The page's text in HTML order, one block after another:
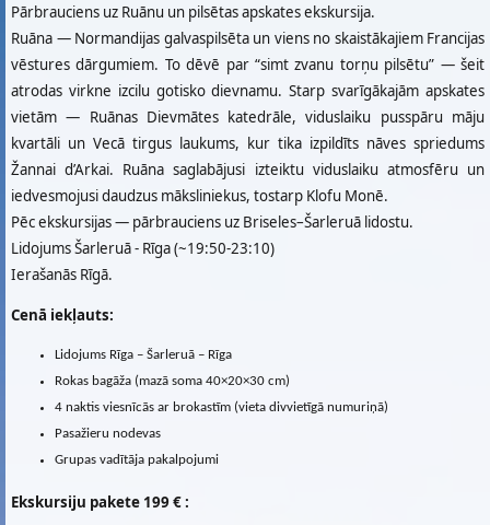
Pārbrauciens uz Ruānu un pilsētas apskates ekskursija.
Ruāna — Normandijas galvaspilsēta un viens no skaistākajiem Francijas
vēstures dārgumiem. To dēvē par “simt zvanu torņu pilsētu” — šeit
atrodas virkne izcilu gotisko dievnamu. Starp svarīgākajām apskates
vietām — Ruānas Dievmātes katedrāle, viduslaiku pusspāru māju
kvartāli un Vecā tirgus laukums, kur tika izpildīts nāves spriedums
Žannai d’Arkai. Ruāna saglabājusi izteiktu viduslaiku atmosfēru un
iedvesmojusi daudzus māksliniekus, tostarp Klofu Monē.
Pēc ekskursijas — pārbrauciens uz Briseles–Šarleruā lidostu.
Lidojums Šarleruā - Rīga (~19:50-23:10)
Ierašanās Rīgā.
Cenā iekļauts:
Lidojums Rīga – Šarleruā – Rīga
Rokas bagāža (mazā soma 40×20×30 cm)
4 naktis viesnīcās ar brokastīm (vieta divvietīgā numuriņā)
Pasažieru nodevas
Grupas vadītāja pakalpojumi
Ekskursiju pakete 199 € :